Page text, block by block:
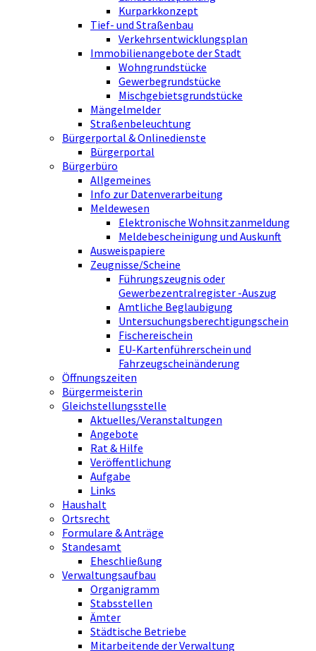
Kurparkkonzept
Tief- und Straßenbau
Verkehrsentwicklungsplan
Immobilienangebote der Stadt
Wohngrundstücke
Gewerbegrundstücke
Mischgebietsgrundstücke
Mängelmelder
Straßenbeleuchtung
Bürgerportal & Onlinedienste
Bürgerportal
Bürgerbüro
Allgemeines
Info zur Datenverarbeitung
Meldewesen
Elektronische Wohnsitzanmeldung
Meldebescheinigung und Auskunft
Ausweispapiere
Zeugnisse/Scheine
Führungszeugnis oder
Gewerbezentralregister -Auszug
Amtliche Beglaubigung
Untersuchungsberechtigungschein
Fischereischein
EU-Kartenführerschein und
Fahrzeugscheinänderung
Öffnungszeiten
Bürgermeisterin
Gleichstellungsstelle
Aktuelles/Veranstaltungen
Angebote
Rat & Hilfe
Veröffentlichung
Aufgabe
Links
Haushalt
Ortsrecht
Formulare & Anträge
Standesamt
Eheschließung
Verwaltungsaufbau
Organigramm
Stabsstellen
Ämter
Städtische Betriebe
Mitarbeitende der Verwaltung